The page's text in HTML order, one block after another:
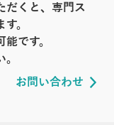
だくと、専門ス
。
です。
お問い合わせ